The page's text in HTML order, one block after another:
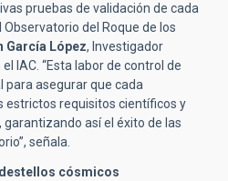
pruebas de validación de cada
del Roque de los
García López, Investigador
IAC. “Esta labor de control de
asegurar que cada
estrictos requisitos científicos y
garantizando así el éxito de las
señala.
cósmicos